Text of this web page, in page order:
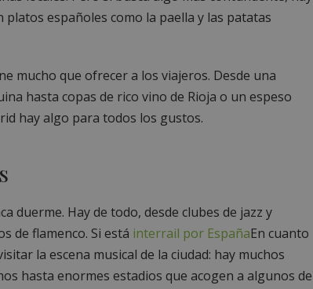
españoles como la paella y las patatas
mucho que ofrecer a los viajeros. Desde una
hasta copas de rico vino de Rioja o un espeso
hay algo para todos los gustos.
duerme. Hay de todo, desde clubes de jazz y
de flamenco. Si está interrail por EspañaEn cuanto
la escena musical de la ciudad: hay muchos
hasta enormes estadios que acogen a algunos de